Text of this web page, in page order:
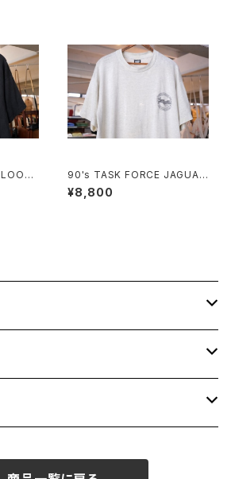
i
90's TASK FORCE JAGUAR
printed Tee "Made in U.S.
A."
¥8,800